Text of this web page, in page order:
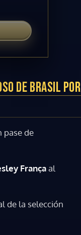
DE BRASIL POR
pase de
Françaal
de la selección